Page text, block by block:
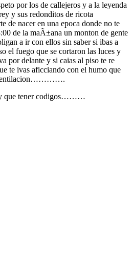
por los de callejeros y a la leyenda
y sus redonditos de ricota
de nacer en una epoca donde no te
de la maÃ±ana un monton de gente
a ir con ellos sin saber si ibas a
el fuego que se cortaron las luces y
por delante y si caias al piso te re
te ivas aficciando con el humo que
ventilacion………….
que tener codigos………